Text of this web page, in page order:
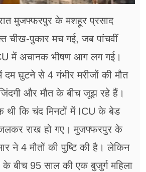
मुजफ्फरपुर के मशहूर प्रसाद
चीख-पुकार मच गई, जब पांचवीं
में अचानक भीषण आग लग गई।
दम घुटने से 4 गंभीर मरीजों की मौत
और मौत के बीच जूझ रहे हैं।
थी कि चंद मिनटों में ICU के बेड
राख हो गए। मुजफ्फरपुर के
ने 4 मौतों की पुष्टि की है। लेकिन
के बीच 95 साल की एक बुजुर्ग महिला